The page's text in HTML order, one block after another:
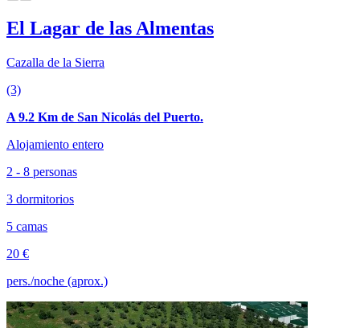
El Lagar de las Almentas
Cazalla de la Sierra
(3)
A 9.2 Km de San Nicolás del Puerto.
Alojamiento entero
2 - 8 personas
3 dormitorios
5 camas
20 €
pers./noche (aprox.)